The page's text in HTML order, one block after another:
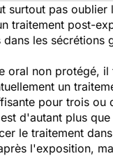
surtout pas oublier
traitement post-
les
oral non protégé,
un
pour trois ou
d'autant plus
le traitement
l'exposition,